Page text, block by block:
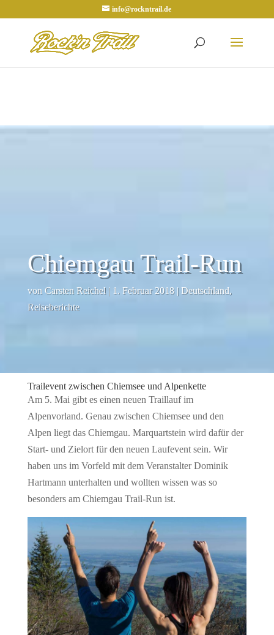
info@rockntrail.de
Chiemgau Trail-Run
von Carsten Reichel| 1. Februar 2018| Deutschland,
Reiseberichte
Trailevent zwischen Chiemsee und Alpenkette
Am 5. Mai gibt es einen neuen Traillauf im
Alpenvorland. Genau zwischen Chiemsee und den
Alpen liegt das Chiemgau. Marquartstein wird dafür der
Start- und Zielort für den neuen Laufevent sein. Wir
haben uns im Vorfeld mit dem Veranstalter Dominik
Hartmann unterhalten und wollten wissen was so
besonders am Chiemgau Trail-Run ist.